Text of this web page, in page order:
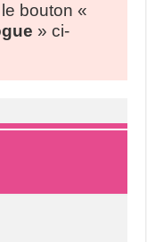
bouton «
» ci-